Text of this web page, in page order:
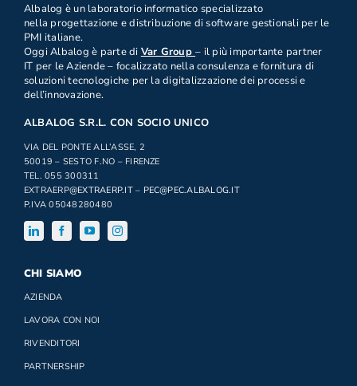
Albalog è un laboratorio informatico specializzato
nella progettazione e distribuzione di software gestionali per le
PMI italiane.
Oggi Albalog è parte di Var Group– il più importante partner
IT per le Aziende – focalizzato nella consulenza e fornitura di
soluzioni tecnologiche per la digitalizzazione dei processi e
dell’innovazione.
ALBALOG S.R.L. CON SOCIO UNICO
VIA DEL PONTE ALL’ASSE, 2
50019 – SESTO F.NO – FIRENZE
TEL. 055 300311
EXTRAERP@EXTRAERP.IT– PEC@PEC.ALBALOG.IT
P.IVA 05048280480
CHI SIAMO
AZIENDA
LAVORA CON NOI
RIVENDITORI
PARTNERSHIP